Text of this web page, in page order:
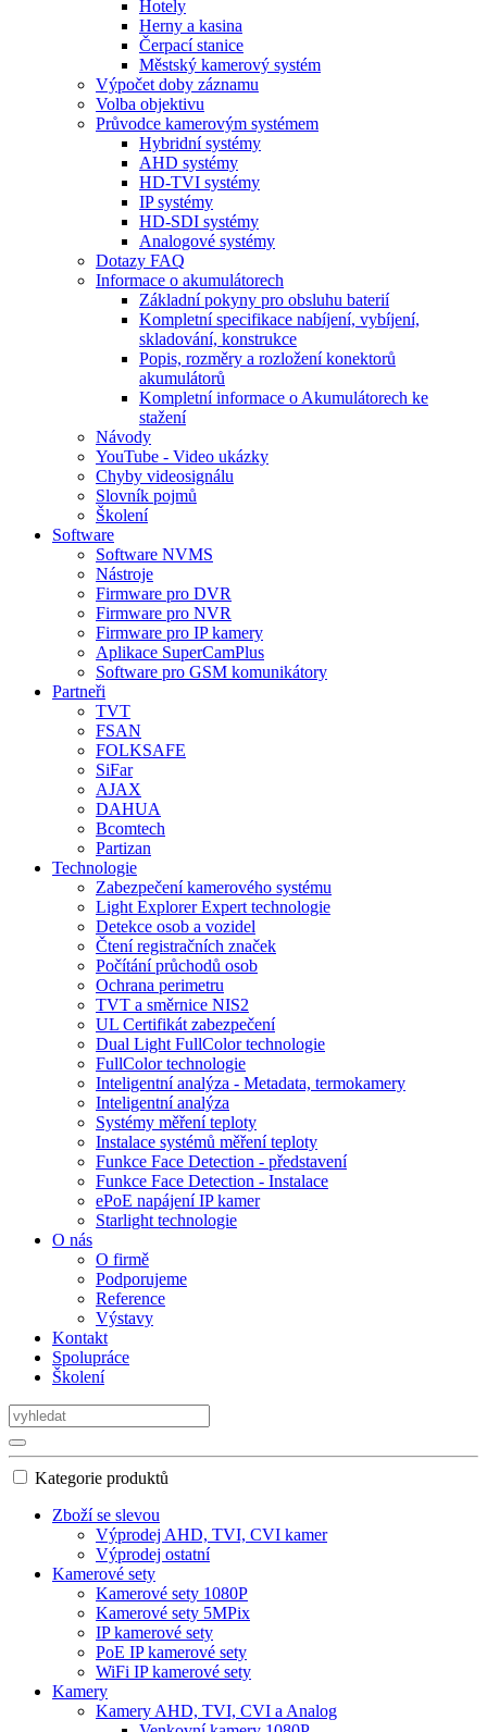
Hotely
Herny a kasina
Čerpací stanice
Městský kamerový systém
Výpočet doby záznamu
Volba objektivu
Průvodce kamerovým systémem
Hybridní systémy
AHD systémy
HD-TVI systémy
IP systémy
HD-SDI systémy
Analogové systémy
Dotazy FAQ
Informace o akumulátorech
Základní pokyny pro obsluhu baterií
Kompletní specifikace nabíjení, vybíjení,
skladování, konstrukce
Popis, rozměry a rozložení konektorů
akumulátorů
Kompletní informace o Akumulátorech ke
stažení
Návody
YouTube - Video ukázky
Chyby videosignálu
Slovník pojmů
Školení
Software
Software NVMS
Nástroje
Firmware pro DVR
Firmware pro NVR
Firmware pro IP kamery
Aplikace SuperCamPlus
Software pro GSM komunikátory
Partneři
TVT
FSAN
FOLKSAFE
SiFar
AJAX
DAHUA
Bcomtech
Partizan
Technologie
Zabezpečení kamerového systému
Light Explorer Expert technologie
Detekce osob a vozidel
Čtení registračních značek
Počítání průchodů osob
Ochrana perimetru
TVT a směrnice NIS2
UL Certifikát zabezpečení
Dual Light FullColor technologie
FullColor technologie
Inteligentní analýza - Metadata, termokamery
Inteligentní analýza
Systémy měření teploty
Instalace systémů měření teploty
Funkce Face Detection - představení
Funkce Face Detection - Instalace
ePoE napájení IP kamer
Starlight technologie
O nás
O firmě
Podporujeme
Reference
Výstavy
Kontakt
Spolupráce
Školení
Kategorie produktů
Zboží se slevou
Výprodej AHD, TVI, CVI kamer
Výprodej ostatní
Kamerové sety
Kamerové sety 1080P
Kamerové sety 5MPix
IP kamerové sety
PoE IP kamerové sety
WiFi IP kamerové sety
Kamery
Kamery AHD, TVI, CVI a Analog